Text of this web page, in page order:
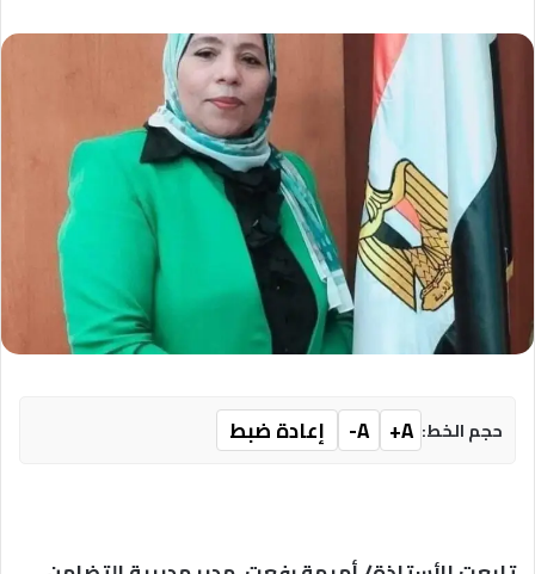
حجم الخط: A+
A- إعادة ضبط